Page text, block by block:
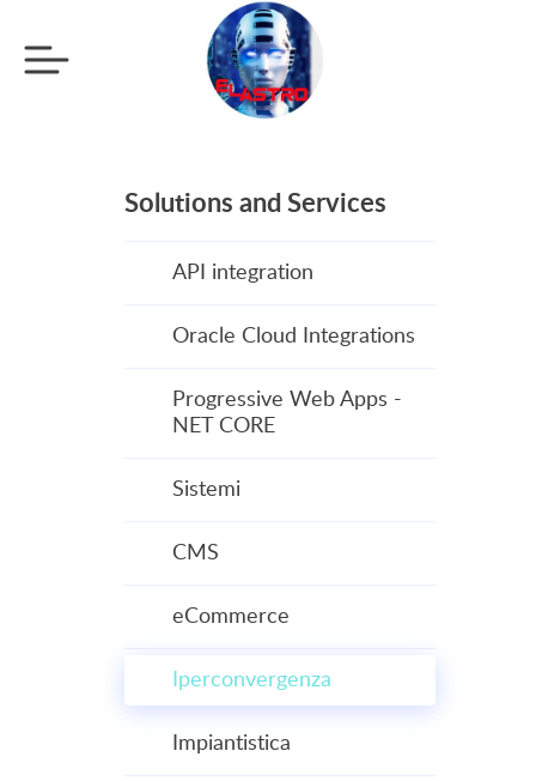
Solutions and Services
API integration
Oracle Cloud Integrations
Progressive Web Apps -
NET CORE
Sistemi
CMS
eCommerce
Iperconvergenza
Impiantistica